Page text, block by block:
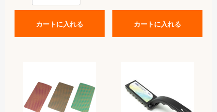
カートに入れる カートに入れる